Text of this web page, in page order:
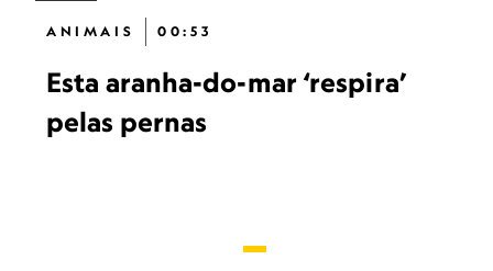
ANIMAIS 00:53
Esta aranha-do-mar ‘respira’
pelas pernas